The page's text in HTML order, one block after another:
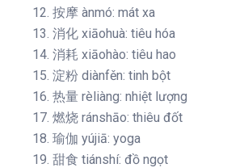
12. 按摩 ànmó: mát xa
13. 消化 xiāohuà: tiêu hóa
14. 消耗 xiāohào: tiêu hao
15. 淀粉 diànfěn: tinh bột
16. 热量 rèliàng: nhiệt lượng
17. 燃烧 ránshāo: thiêu đốt
18. 瑜伽 yújiā: yoga
19. 甜食 tiánshí: đồ ngọt